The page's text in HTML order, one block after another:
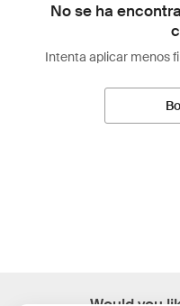
No se ha
Intenta aplicar menos